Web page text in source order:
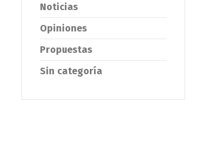
Noticias
Opiniones
Propuestas
Sin categoría